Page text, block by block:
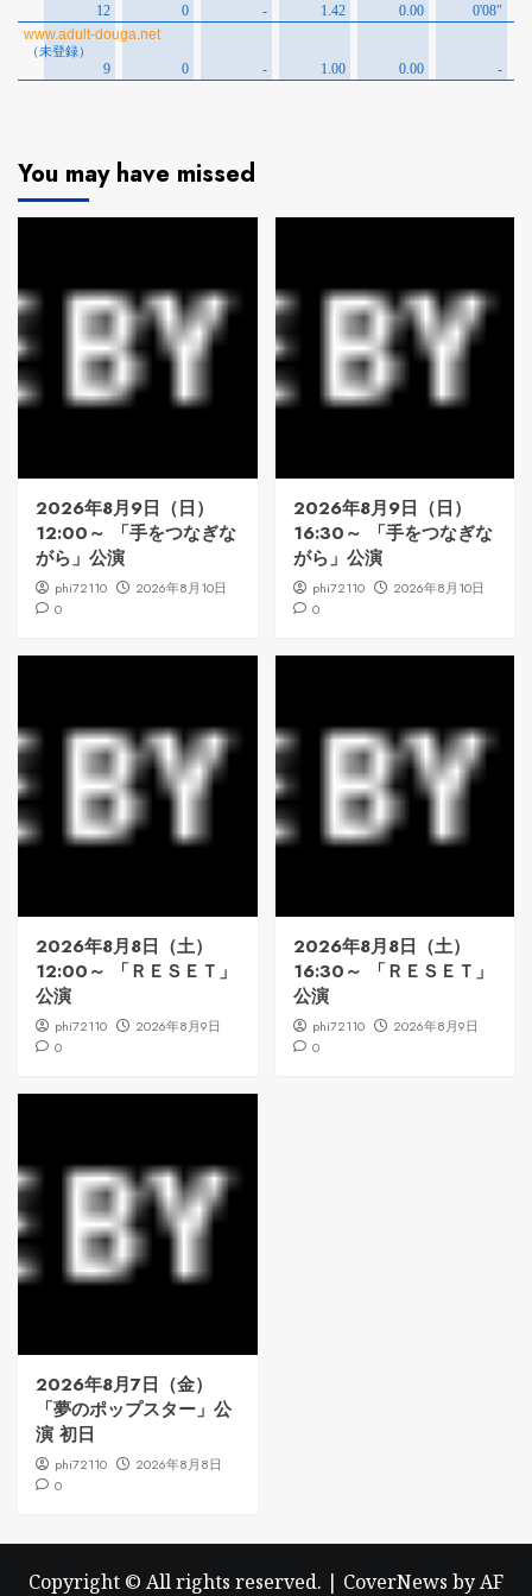
You may have missed
2026年8月9日（日）
12:00～ 「手をつなぎな
がら」公演
phi72110
2026年8月10日
0
2026年8月9日（日）
16:30～ 「手をつなぎな
がら」公演
phi72110
2026年8月10日
0
2026年8月8日（土）
12:00～ 「ＲＥＳＥＴ」
公演
phi72110
2026年8月9日
0
2026年8月8日（土）
16:30～ 「ＲＥＳＥＴ」
公演
phi72110
2026年8月9日
0
2026年8月7日（金）
「夢のポップスター」公
演 初日
phi72110
2026年8月8日
0
Copyright © All rights reserved. | CoverNews by AF